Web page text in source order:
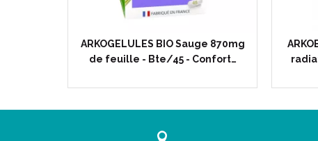
ARKOGELULES BIO Sauge 870mg
de feuille - Bte/45 - Confort…